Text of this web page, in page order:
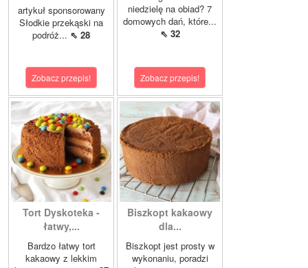
artykuł sponsorowany
Słodkie przekąski na
podróż... ⇖ 28
Zobacz przepis!
niedzielę na obiad? 7
domowych dań, które...
⇖ 32
Zobacz przepis!
Tort Dyskoteka -
łatwy,...
Bardzo łatwy tort
kakaowy z lekkim
Biszkopt kakaowy
dla...
Biszkopt jest prosty w
wykonaniu, poradzi